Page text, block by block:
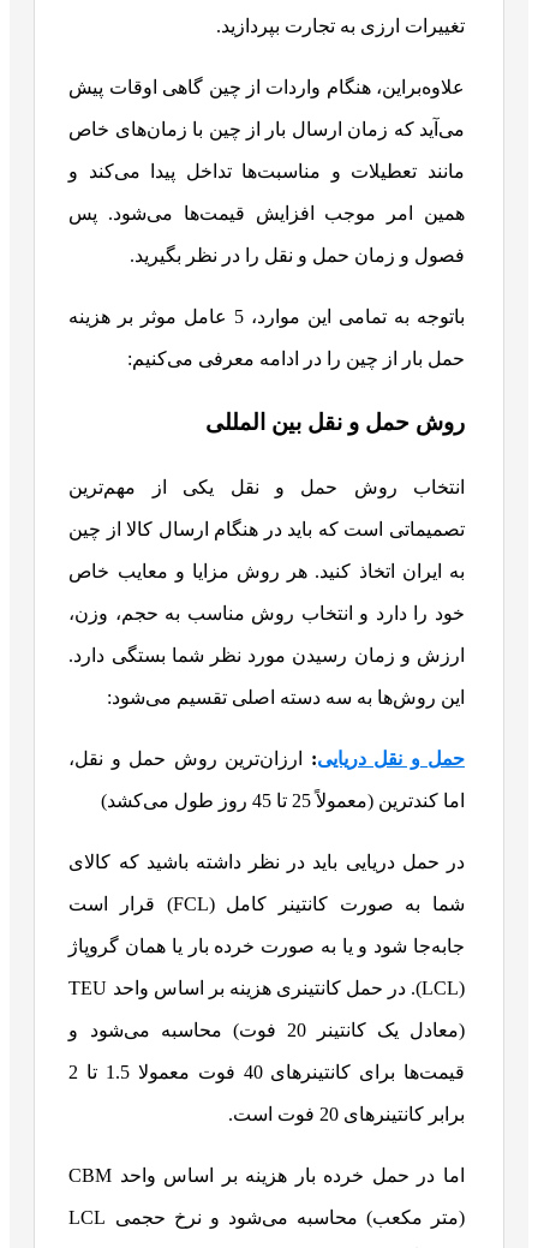
تغییرات ارزی به تجارت بپردازید.
علاوه‌براین، هنگام واردات از چین گاهی اوقات پیش
می‌آید که زمان ارسال بار از چین با زمان‌های خاص
مانند تعطیلات و مناسبت‌ها تداخل پیدا می‌کند و
همین امر موجب افزایش قیمت‌ها می‌شود. پس
فصول و زمان حمل و نقل را در نظر بگیرید.
باتوجه به تمامی این موارد، 5 عامل موثر بر هزینه
حمل بار از چین را در ادامه معرفی می‌کنیم:
روش حمل و نقل بین المللی
انتخاب روش حمل و نقل یکی از مهم‌ترین
تصمیماتی است که باید در هنگام ارسال کالا از چین
به ایران اتخاذ کنید. هر روش مزایا و معایب خاص
خود را دارد و انتخاب روش مناسب به حجم، وزن،
ارزش و زمان رسیدن مورد نظر شما بستگی دارد.
این روش‌ها به سه دسته اصلی تقسیم می‌شود:
حمل و نقل دریایی: ارزان‌ترین روش حمل و نقل،
اما کندترین (معمولاً 25 تا 45 روز طول می‌کشد)
در حمل دریایی باید در نظر داشته باشید که کالای
شما به صورت کانتینر کامل (FCL) قرار است
جابه‌جا شود و یا به صورت خرده بار یا همان گروپاژ
(LCL). در حمل کانتینری هزینه بر اساس واحد TEU
(معادل یک کانتینر 20 فوت) محاسبه می‌شود و
قیمت‌ها برای کانتینرهای 40 فوت معمولا 1.5 تا 2
برابر کانتینرهای 20 فوت است.
اما در حمل خرده بار هزینه بر اساس واحد CBM
(متر مکعب) محاسبه می‌شود و نرخ حجمی LCL